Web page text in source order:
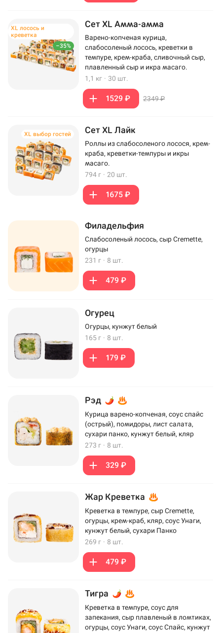
–35%
XL лосось и
креветка
Сет XL Амма-амма
Варено-копченая курица,
слабосоленый лосось, креветки в
темпуре, крем-краба, сливочный сыр,
плавленный сыр и икра масаго.
1,1 кг · 30 шт.
1529 ₽ 2349 ₽
XL выбор гостей Сет XL Лайк
Роллы из слабосоленого лосося, крем-
краба, креветки-темпуры и икры
масаго.
794 г · 20 шт.
1675 ₽
Филадельфия
Слабосоленый лосось, сыр Cremette,
огурцы
231 г · 8 шт.
479 ₽
Огурец
Огурцы, кунжут белый
165 г · 8 шт.
179 ₽
Рэд
Курица варено-копченая, соус спайс
(острый), помидоры, лист салата,
сухари панко, кунжут белый, кляр
273 г · 8 шт.
329 ₽
Жар Креветка
Креветка в темпуре, сыр Cremette,
огурцы, крем-краб, кляр, соус Унаги,
кунжут белый, сухари Панко
269 г · 8 шт.
479 ₽
Тигра
Креветка в темпуре, соус для
запекания, сыр плавленый в ломтиках,
огурцы, соус Унаги, соус Спайс, кунжут